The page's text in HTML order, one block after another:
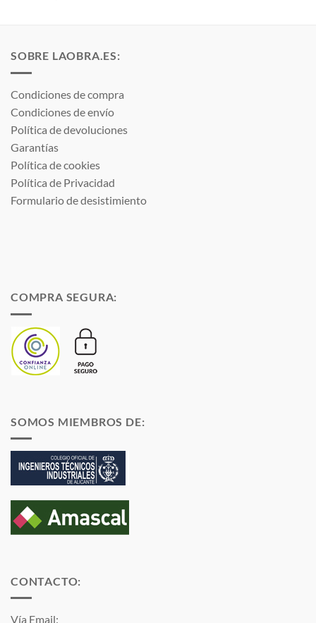
SOBRE LAOBRA.ES:
Condiciones de compra
Condiciones de envío
Política de devoluciones
Garantías
Política de cookies
Política de Privacidad
Formulario de desistimiento
COMPRA SEGURA:
SOMOS MIEMBROS DE:
CONTACTO:
Vía Email: